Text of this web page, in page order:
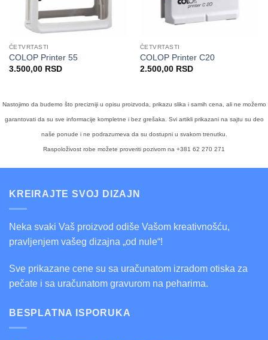
ČETVRTASTI
COLOP Printer 55
3.500,00 RSD
ČETVRTASTI
COLOP Printer C20
2.500,00 RSD
Nastojimo da budemo što precizniji u opisu proizvoda, prikazu slika i samih cena, ali ne možemo
garantovati da su sve informacije kompletne i bez grešaka. Svi artikli prikazani na sajtu su deo
naše ponude i ne podrazumeva da su dostupni u svakom trenutku.
Raspoloživost robe možete proveriti pozivom na +381 62 270 271
KREIRAJTE SVOJ DIZAJN
Neka svaki Vaš proizvod odiše Vašom kreativnošću,
pravljenjem vašeg dizajna „od nule“!
Sve prikazane cene su sa uračunatom izradom otiska za
pečate i sa uračunatom gravurom na peharima.
BESPLATNA ISPORUKA